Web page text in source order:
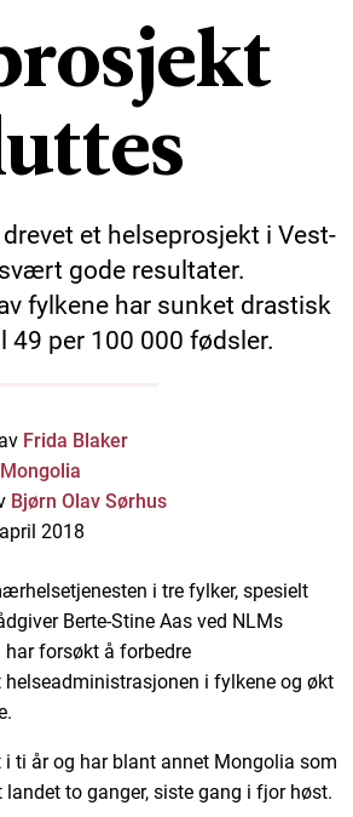
et helseprosjekt i Vest-
gode resultater.
fylkene har sunket drastisk
49 per 100 000 fødsler.
Frida Blaker
Mongolia
Bjørn Olav Sørhus
2018
i tre fylker, spesielt
Berte-Stine Aas ved NLMs
forsøkt å forbedre
i fylkene og økt
ti år og har blant annet Mongolia som
to ganger, siste gang i fjor høst.